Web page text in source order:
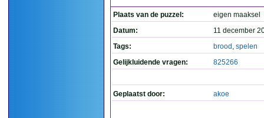
Plaats van de puzzel:
eigen maaksel
Datum:
11 december
Tags:
brood , spelen
Gelijkluidende vragen:
825266
Geplaatst door: akoe